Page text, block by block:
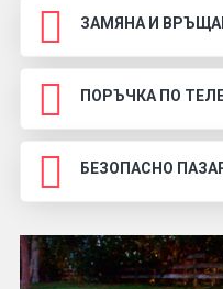
ЗАМЯНА И
ПОРЪЧКА ПО
БЕЗОПАСНО